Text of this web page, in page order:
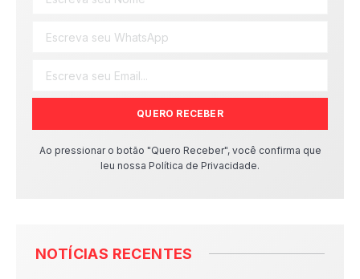
QUERO RECEBER
Ao pressionar o botão "Quero Receber", você confirma que
leu nossa Política de Privacidade.
NOTÍCIAS RECENTES